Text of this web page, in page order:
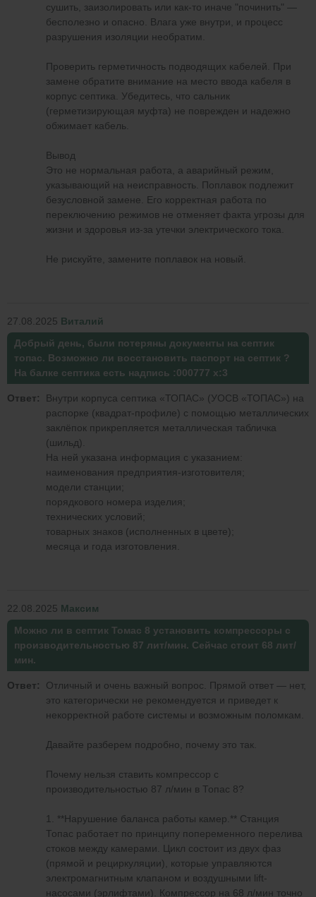
сушить, заизолировать или как-то иначе "починить" —
бесполезно и опасно. Влага уже внутри, и процесс
разрушения изоляции необратим.
Проверить герметичность подводящих кабелей. При
замене обратите внимание на место ввода кабеля в
корпус септика. Убедитесь, что сальник
(герметизирующая муфта) не поврежден и надежно
обжимает кабель.
Вывод
Это не нормальная работа, а аварийный режим,
указывающий на неисправность. Поплавок подлежит
безусловной замене. Его корректная работа по
переключению режимов не отменяет факта угрозы для
жизни и здоровья из-за утечки электрического тока.
Не рискуйте, замените поплавок на новый.
27.08.2025 Виталий
Добрый день, были потеряны документы на септик
топас. Возможно ли восстановить паспорт на септик ?
На балке септика есть надпись :000777 х:3
Ответ:
Внутри корпуса септика «ТОПАС» (УОСВ «ТОПАС») на
распорке (квадрат-профиле) с помощью металлических
заклёпок прикрепляется металлическая табличка
(шильд).
На ней указана информация с указанием:
наименования предприятия-изготовителя;
модели станции;
порядкового номера изделия;
технических условий;
товарных знаков (исполненных в цвете);
месяца и года изготовления.
22.08.2025 Максим
Можно ли в септик Томас 8 установить компрессоры с
производительностью 87 лит/мин. Сейчас стоит 68 лит/
мин.
Ответ:
Отличный и очень важный вопрос. Прямой ответ — нет,
это категорически не рекомендуется и приведет к
некорректной работе системы и возможным поломкам.
Давайте разберем подробно, почему это так.
Почему нельзя ставить компрессор с
производительностью 87 л/мин в Топас 8?
1. **Нарушение баланса работы камер.** Станция
Топас работает по принципу попеременного перелива
стоков между камерами. Цикл состоит из двух фаз
(прямой и рециркуляции), которые управляются
электромагнитным клапаном и воздушными lift-
насосами (эрлифтами). Компрессор на 68 л/мин точно